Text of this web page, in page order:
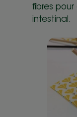
fibres
intestinal.